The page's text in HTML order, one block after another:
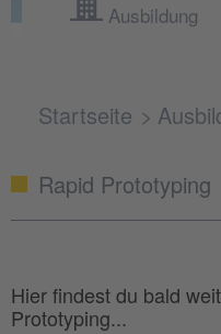
Ausbildung
Startseite
Rapid Prototyping
Hier findest du bald
Prototyping...